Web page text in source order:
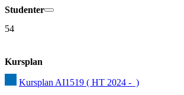
Studenter
54
Kursplan
Kursplan AI1519 ( HT 2024 -  )